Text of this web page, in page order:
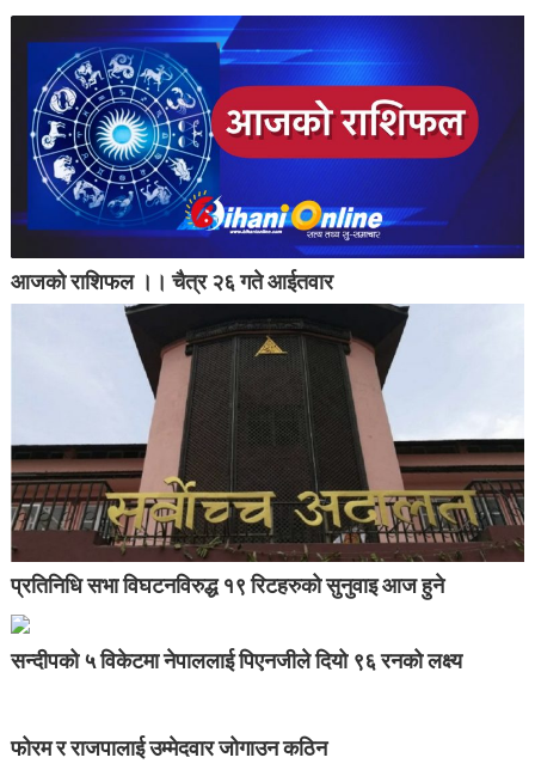
आजको राशिफल ।। चैत्र २६ गते आईतवार
प्रतिनिधि सभा विघटनविरुद्ध १९ रिटहरुको सुनुवाइ आज हुने
सन्दीपको ५ विकेटमा नेपाललाई पिएनजीले दियो ९६ रनको लक्ष्य
फोरम र राजपालाई उम्मेदवार जोगाउन कठिन